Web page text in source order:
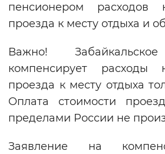
пенсионером расходов
проезда к месту отдыха и
Важно!
компенсирует расходы
проезда к месту отдыха
Оплата стоимости
пределами России не
Заявление на